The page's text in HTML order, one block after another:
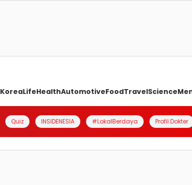
KoreaLifeHealthAutomotiveFoodTravelScience
Quiz INSIDENESIA #LokalBerdaya Profil Dokter